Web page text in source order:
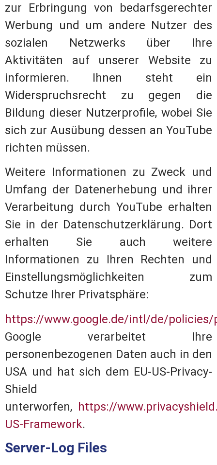
zur Erbringung von bedarfsgerechter
Werbung und um andere Nutzer des
sozialen Netzwerks über Ihre
Aktivitäten auf unserer Website zu
informieren. Ihnen steht ein
Widerspruchsrecht zu gegen die
Bildung dieser Nutzerprofile, wobei Sie
sich zur Ausübung dessen an YouTube
richten müssen.
Weitere Informationen zu Zweck und
Umfang der Datenerhebung und ihrer
Verarbeitung durch YouTube erhalten
Sie in der Datenschutzerklärung. Dort
erhalten Sie auch weitere
Informationen zu Ihren Rechten und
Einstellungsmöglichkeiten zum
Schutze Ihrer Privatsphäre:
https://www.google.de/intl/de/policies/
Google verarbeitet Ihre
personenbezogenen Daten auch in den
USA und hat sich dem EU-US-Privacy-
Shield
unterworfen, https://
US-Framework.
Server-Log Files